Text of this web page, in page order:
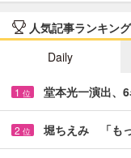
人気記事ランキング
Daily
1 位 堂本光一演出、
2 位 堀ちえみ 「も